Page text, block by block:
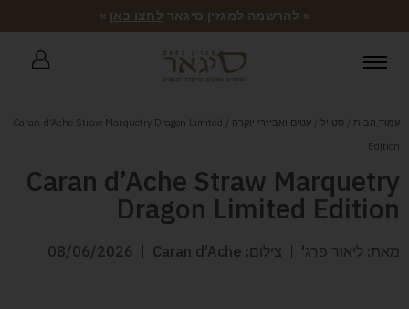
« להרשמה למגזין סיגאר לחצו כאן »
עמוד הבית / סטייל / עטים ואביזרי יוקרה
/ Caran d’Ache Straw Marquetry Dragon Limited
Edition
Caran d’Ache Straw Marquetry
Dragon Limited Edition
מאת: ליאור פרג' צילום: Caran d’Ache 08/06/2026